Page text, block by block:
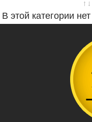
В этой категории